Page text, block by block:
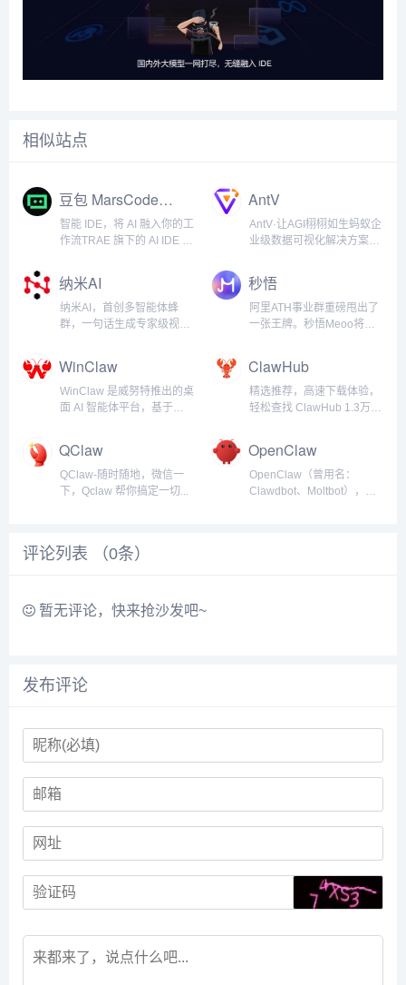
相似站点
豆包 MarsCode-TRAE
智能 IDE，将 AI 融入你的工
作流TRAE 旗下的 AI IDE 产
灵活适配你的开发节奏，与
你默契协作，共同实现高
效、高质的项目交付。...
AntV
AntV·让AGI栩栩如生蚂蚁企
业级数据可视化解决方案，
觉化思考能力...
纳米AI
纳米AI，首创多智能体蜂
群，一句话生成专家级视
信息围墙，让搜索更全、更
广、更深、更专业。纳米
AI，集成DeepSeek，智
秒悟
阿里ATH事业群重磅甩出了
一张王牌。秒悟Meoo将复
秒悟便会在眨眼间交付包含
前端网页与底层数据库的完
整在线项目。超过一万名大
WinClaw
WinClaw 是威努特推出的桌
面 AI 智能体平台，基于
层安全防护体系（身份认
证、安装审查、消息拦截、
执行约束、监控审计），
ClawHub
精选推荐，高速下载体验，
轻松查找 ClawHub 1.3万
https://skillhub.tencent.com/...
QClaw
QClaw-随时随地，微信一
下，Qclaw 帮你搞定一切...
OpenClaw
OpenClaw（曾用名：
Clawdbot、Moltbot），核
评论列表 （0条）
暂无评论，快来抢沙发吧~
发布评论